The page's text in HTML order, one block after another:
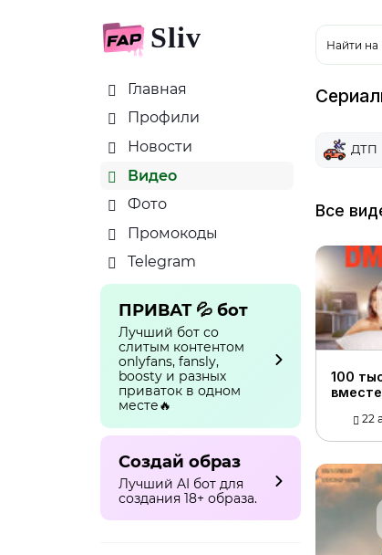
Sliv
Главная
Профили
Новости
Видео
Фото
Промокоды
Telegram
ПРИВАТ 💦 бот
Лучший бот со
слитым контентом
onlyfans, fansly,
boosty и разных
приваток в одном
месте🔥
Создай образ
Лучший AI бот для
создания 18+ образа.
Найти на
ДТП
Все
100
вместе
22